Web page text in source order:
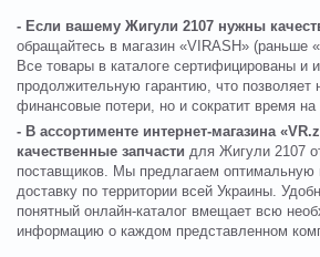
- Если вашему Жигули 2107 нужны
обращайтесь в магазин «VIRASH» (раньше
Все товары в каталоге сертифицированы и
продолжительную гарантию, что позволяет
финансовые потери, но и сократит время на
- В ассортименте интернет-магазина
качественные запчасти для Жигули 2107
поставщиков. Мы предлагаем оптимальную
доставку по территории всей Украины.
понятный онлайн-каталог вмещает всю
информацию о каждом представленном